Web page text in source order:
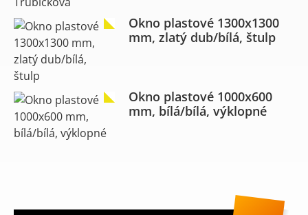
Okno plastové 1300x1300
mm, zlatý dub/bílá, štulp
Okno plastové 1000x600
mm, bílá/bílá, výklopné